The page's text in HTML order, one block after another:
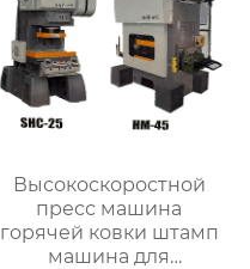
Высокоскоростной
пресс машина
горячей ковки штамп
машина для